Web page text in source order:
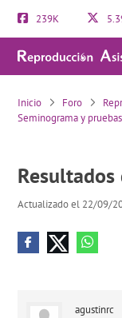
239K
Inicio Foro
Seminograma y
Actualizado el 22/09/
agustinrc